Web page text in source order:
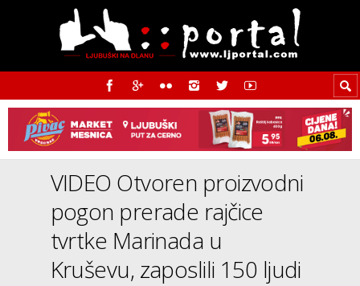
VIDEO Otvoren proizvodni
pogon prerade rajčice
tvrtke Marinada u
Kruševu, zaposlili 150 ljudi